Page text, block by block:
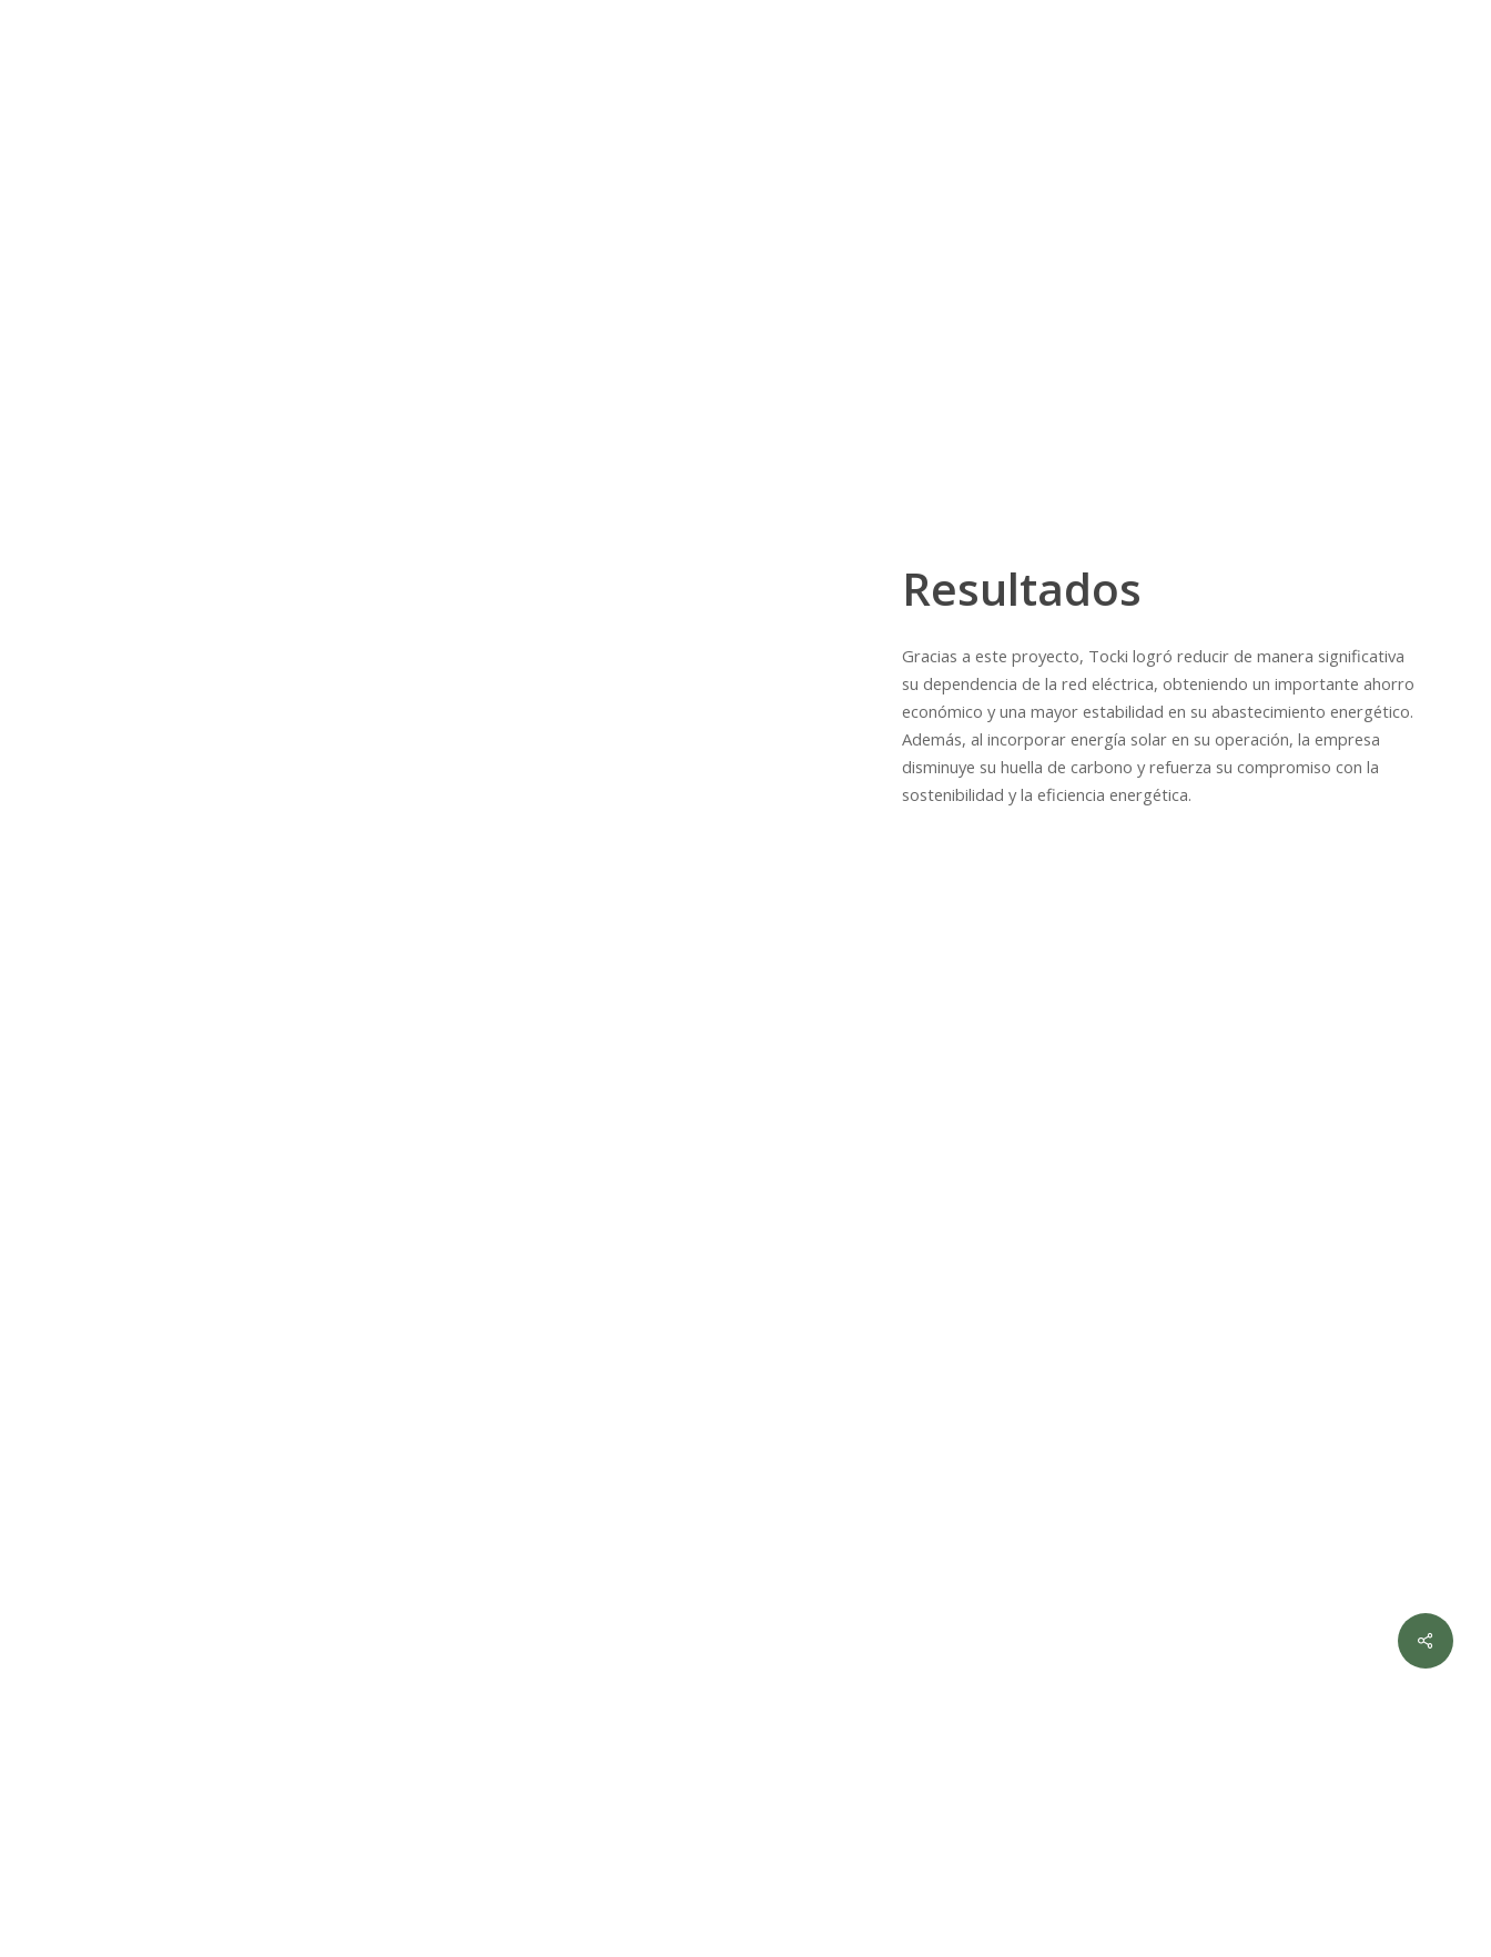
Resultados
Gracias a este proyecto, Tocki logró reducir de manera significativa
su dependencia de la red eléctrica, obteniendo un importante ahorro
económico y una mayor estabilidad en su abastecimiento energético.
Además, al incorporar energía solar en su operación, la empresa
disminuye su huella de carbono y refuerza su compromiso con la
sostenibilidad y la eficiencia energética.